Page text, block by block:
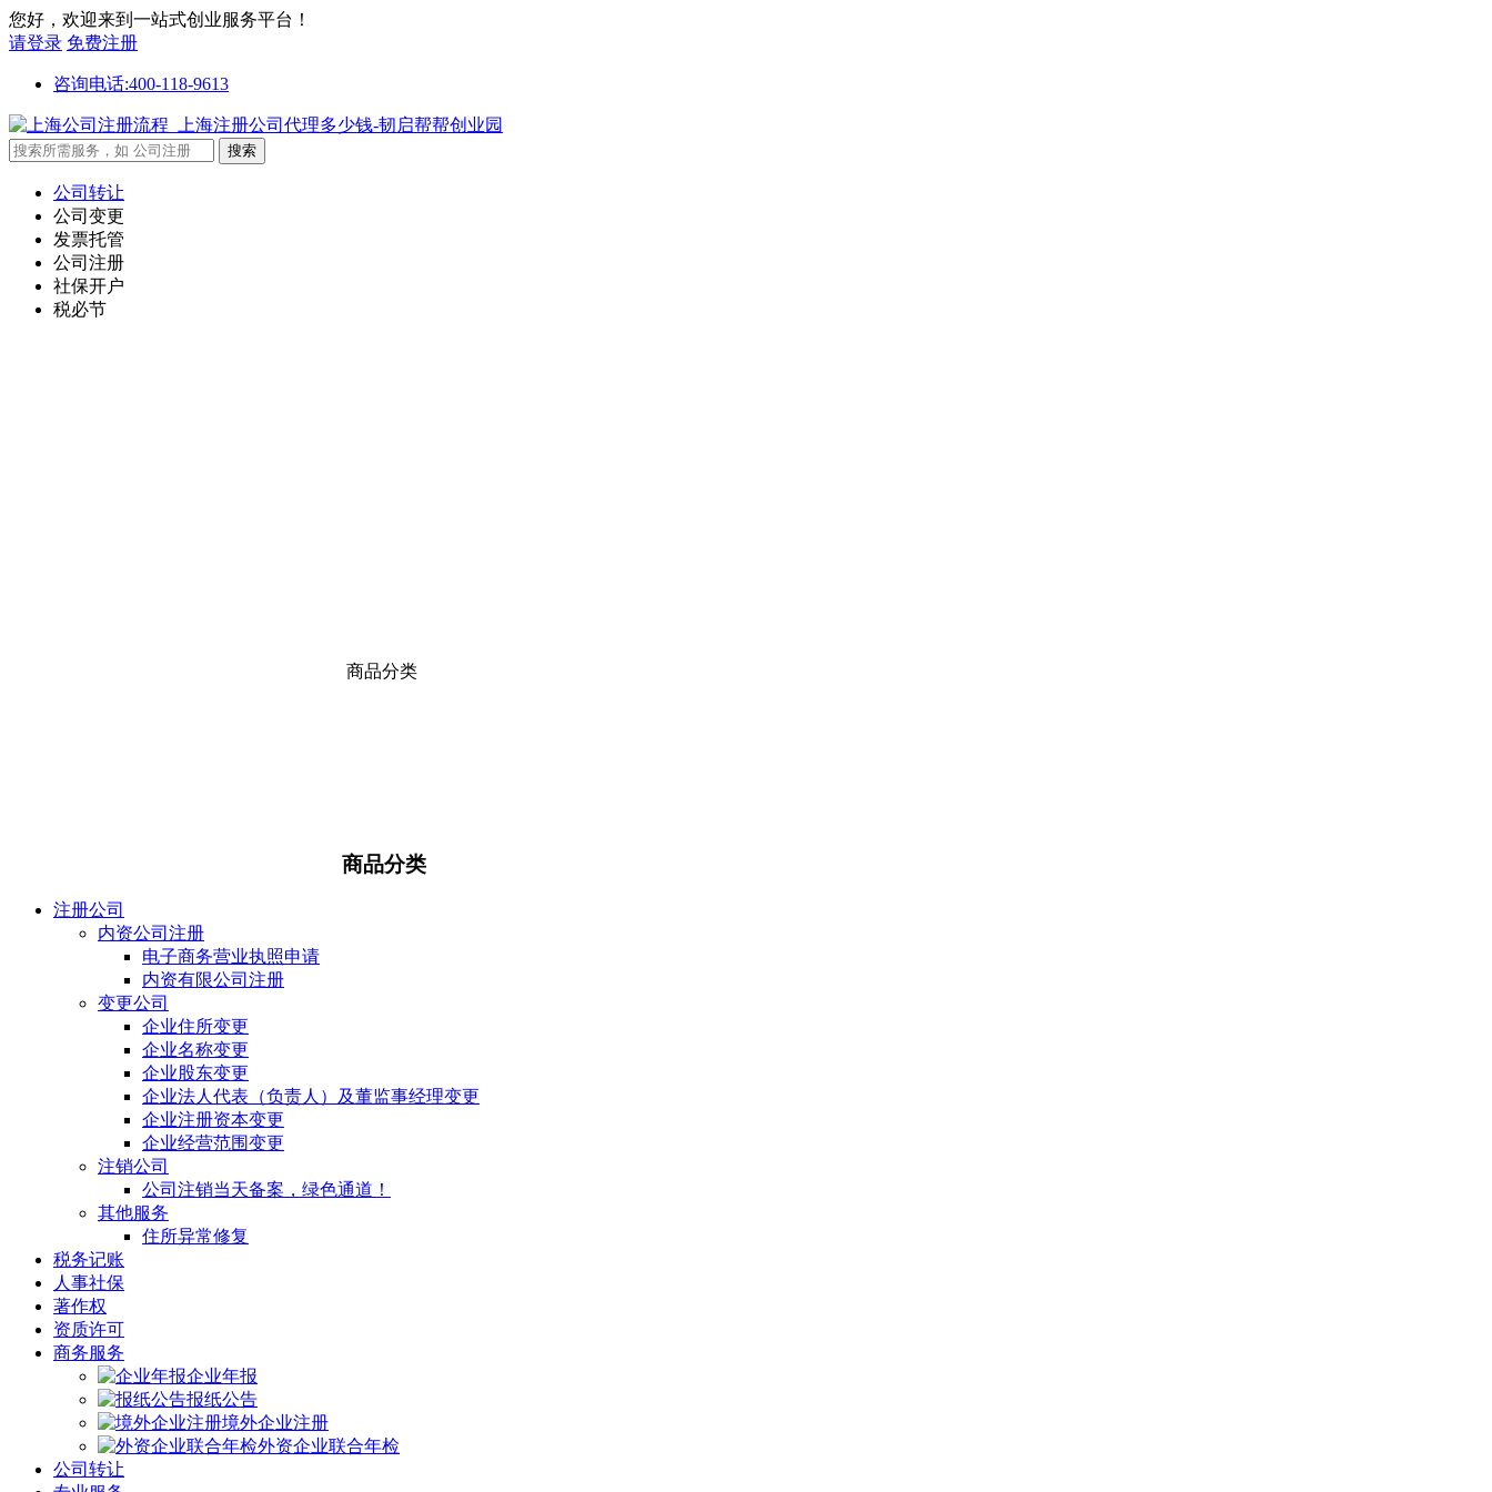
您好，欢迎来到一站式创业服务平台！
请登录 免费注册
咨询电话:400-118-9613
公司转让
公司变更
发票托管
公司注册
社保开户
税必节
商品分类
商品分类
注册公司
内资公司注册
电子商务营业执照申请
内资有限公司注册
变更公司
企业住所变更
企业名称变更
企业股东变更
企业法人代表（负责人）及董监事经理变更
企业注册资本变更
企业经营范围变更
注销公司
公司注销当天备案，绿色通道！
其他服务
住所异常修复
税务记账
人事社保
著作权
资质许可
商务服务
企业年报
报纸公告
境外企业注册
外资企业联合年检
公司转让